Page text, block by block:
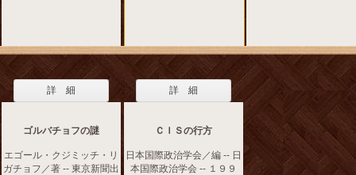
詳 細
ゴルバチョフの謎
エゴール・クジミッチ・リ
ガチョフ／著 -- 東京新聞出
詳 細
ＣＩＳの行方
日本国際政治学会／編 -- 日
本国際政治学会 -- １９９